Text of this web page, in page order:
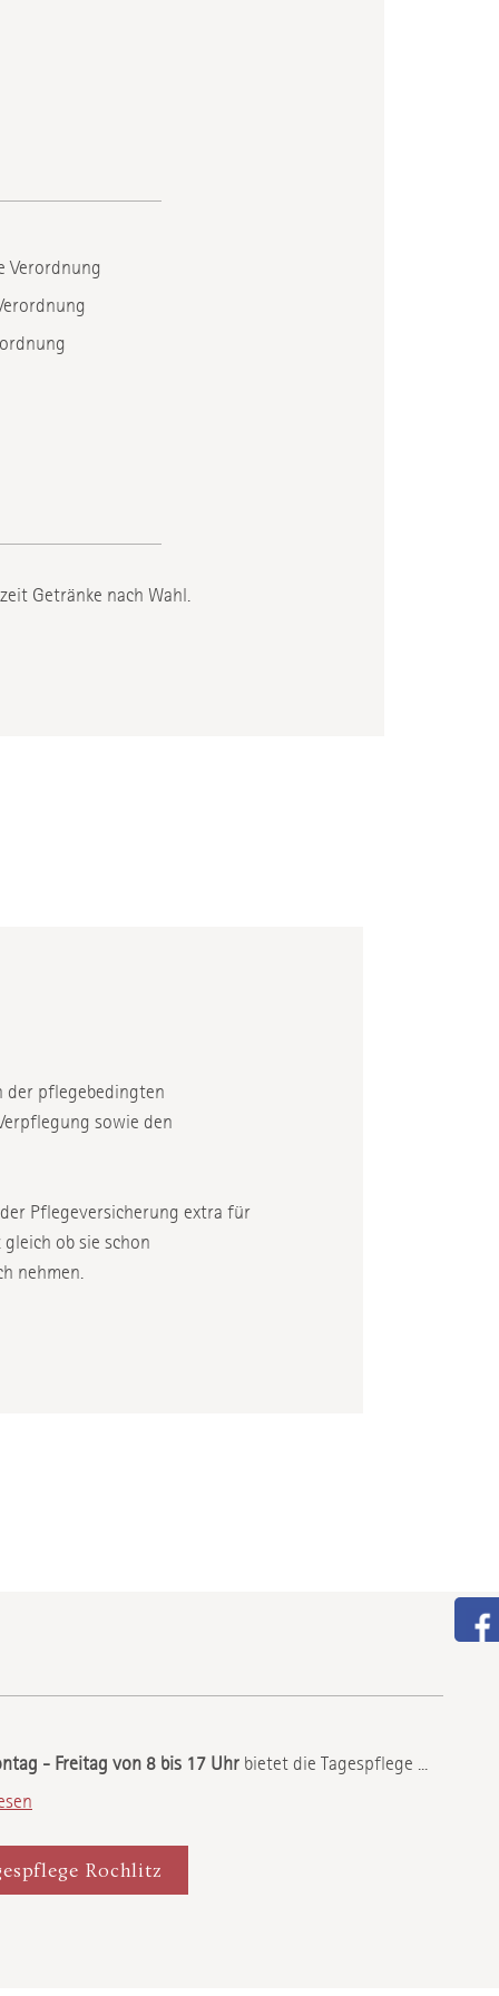
Verordnung
Getränke nach Wahl.
der pflegebedingten
sowie den
Pflegeversicherung extra für
gleich ob sie schon
nehmen.
- Freitag von 8 bis 17 Uhr bietet die Tagespflege ...
Rochlitz